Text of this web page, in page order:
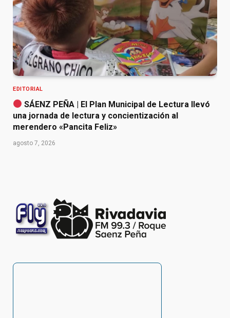
EDITORIAL
SÁENZ PEÑA | El Plan Municipal de Lectura llevó
una jornada de lectura y concientización al
merendero «Pancita Feliz»
agosto 7, 2026